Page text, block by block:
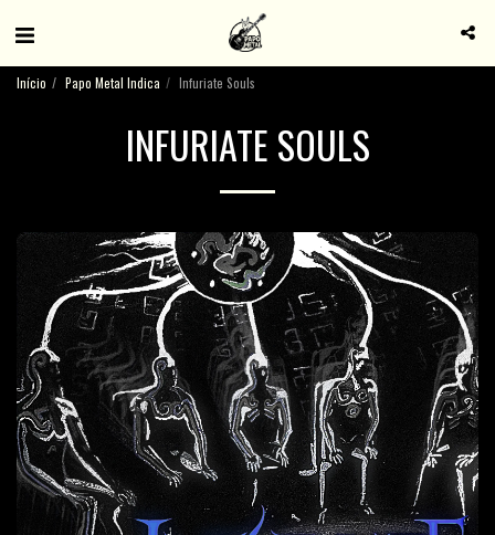
Início Papo Metal Indica Infuriate Souls
INFURIATE SOULS